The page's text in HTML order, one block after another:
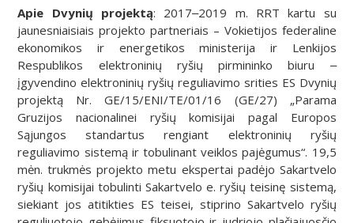
Apie Dvynių projektą: 2017‒2019 m. RRT kartu su
jaunesniaisiais projekto partneriais – Vokietijos federaline
ekonomikos ir energetikos ministerija ir Lenkijos
Respublikos elektroninių ryšių pirmininko biuru ‒
įgyvendino elektroninių ryšių reguliavimo srities ES Dvynių
projektą Nr. GE/15/ENI/TE/01/16 (GE/27) „Parama
Gruzijos nacionalinei ryšių komisijai pagal Europos
Sąjungos standartus rengiant elektroninių ryšių
reguliavimo sistemą ir tobulinant veiklos pajėgumus“. 19,5
mėn. trukmės projekto metu ekspertai padėjo Sakartvelo
ryšių komisijai tobulinti Sakartvelo e. ryšių teisinę sistemą,
siekiant jos atitikties ES teisei, stiprino Sakartvelo ryšių